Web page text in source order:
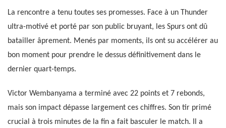
La rencontre a tenu toutes ses promesses. Face à un Thunder
ultra-motivé et porté par son public bruyant, les Spurs ont dû
batailler âprement. Menés par moments, ils ont su accélérer au
bon moment pour prendre le dessus définitivement dans le
dernier quart-temps.
Victor Wembanyama a terminé avec 22 points et 7 rebonds,
mais son impact dépasse largement ces chiffres. Son tir primé
crucial à trois minutes de la fin a fait basculer le match. Il a